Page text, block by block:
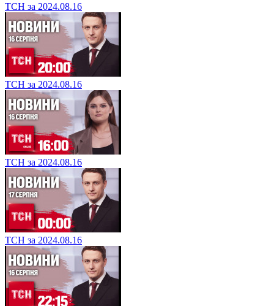
ТСН за 2024.08.16
ТСН за 2024.08.16
ТСН за 2024.08.16
ТСН за 2024.08.16